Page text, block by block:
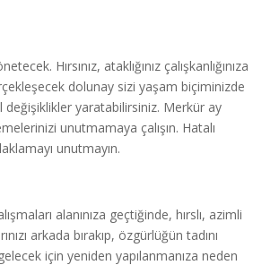
Hırsınız, ataklığınız çalışkanlığınıza
dolunay sizi yaşam biçiminizde
yaratabilirsiniz. Merkür ay
unutmamaya çalışın. Hatalı
unutmayın.
alanınıza geçtiğinde, hırslı, azimli
arkada bırakıp, özgürlüğün tadını
için yeniden yapılanmanıza neden